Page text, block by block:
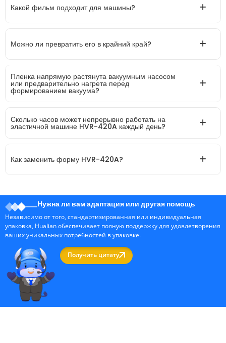
Какой фильм подходит для машины?
Можно ли превратить его в крайний край?
Пленка напрямую растянута вакуумным насосом
или предварительно нагрета перед
формированием вакуума?
Сколько часов может непрерывно работать на
эластичной машине HVR-420A каждый день?
Как заменить форму HVR-420A?
Нужна ли вам адаптация или другая помощь
Независимо от того, стандартизированная или индивидуальная
упаковка, Hualian обеспечивает полную поддержку для удовлетворения
ваших уникальных потребностей в упаковке.
Получить цитату